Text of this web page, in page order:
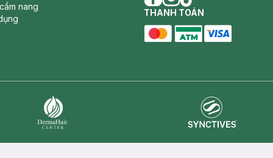
nang
facebook
instagram
tiktok
THANH TOÁN